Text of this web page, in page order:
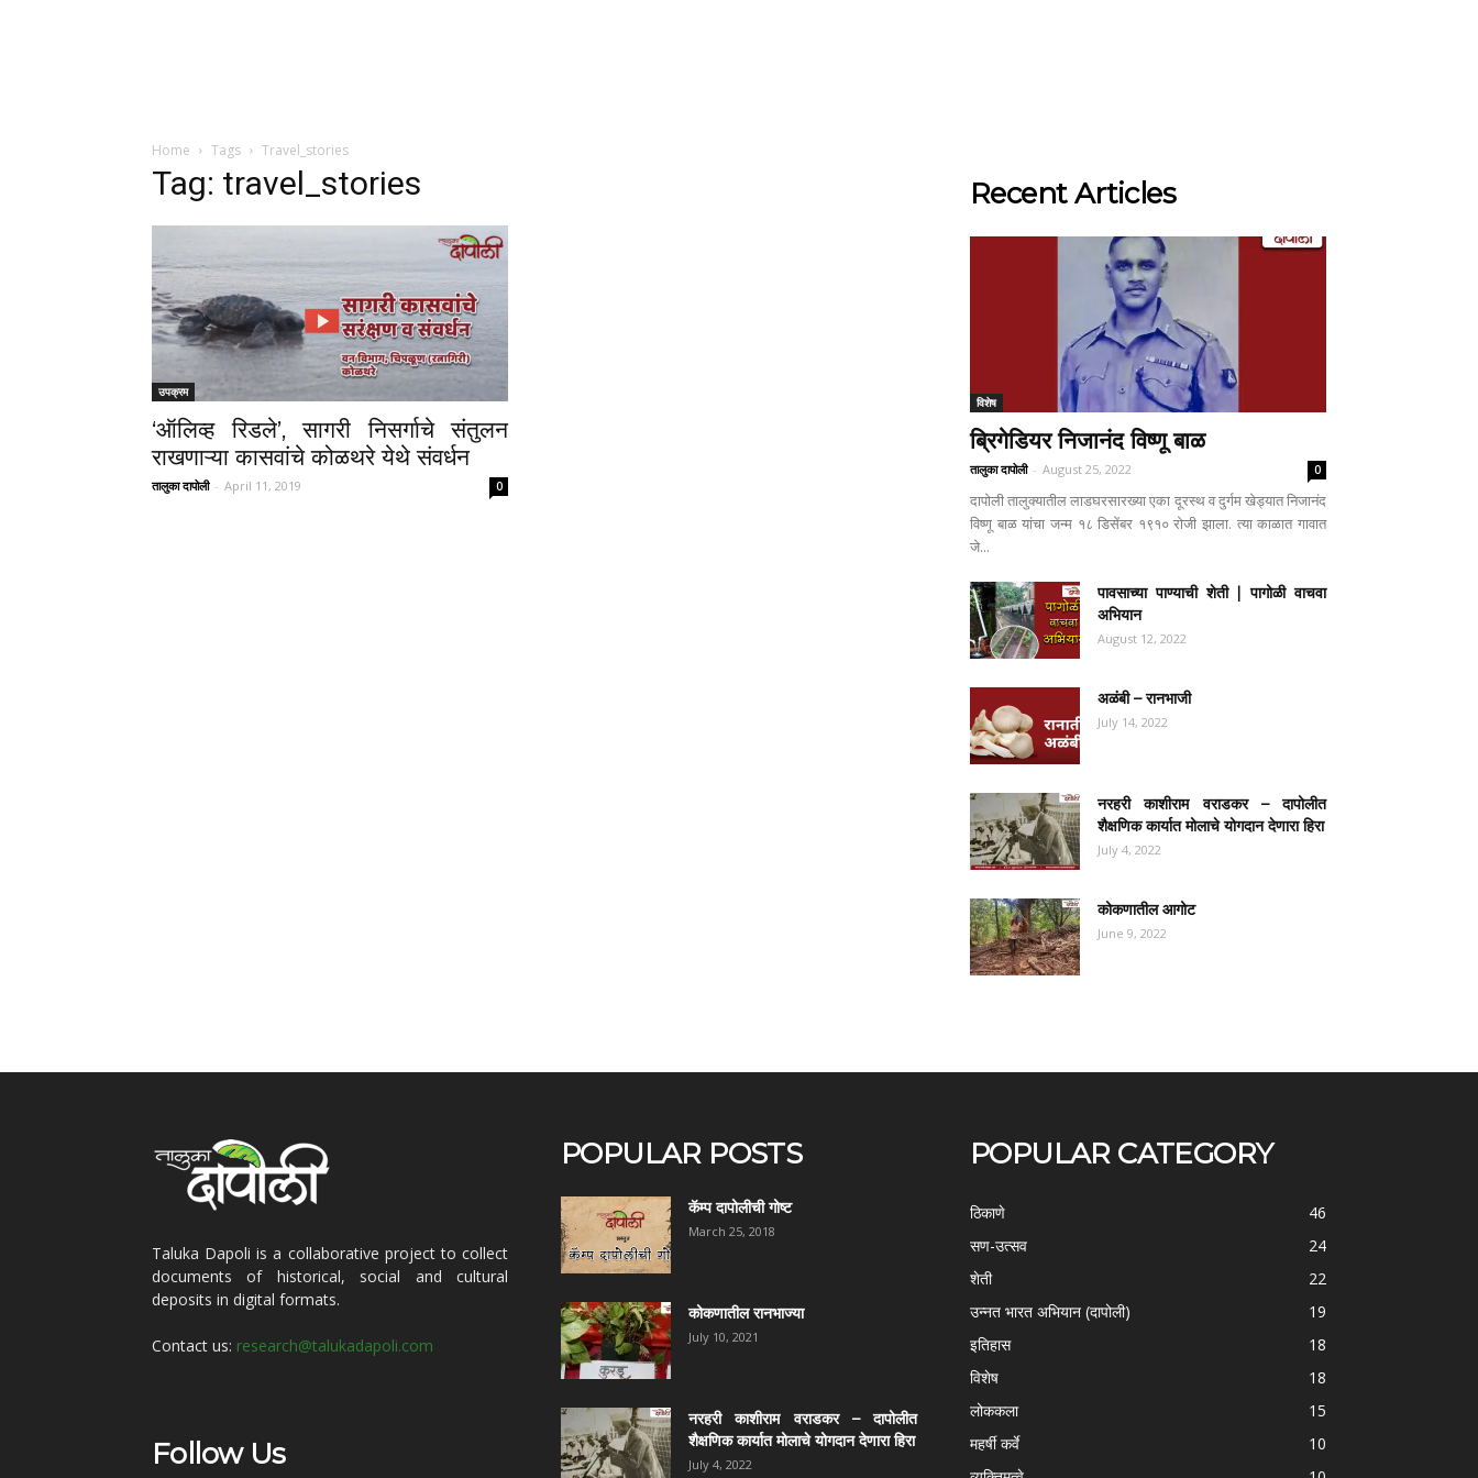
Home Tags Travel_stories
Tag: travel_stories
उपक्रम
‘ऑलिव्ह रिडले’, सागरी निसर्गाचे संतुलन
राखणाऱ्या कासवांचे कोळथरे येथे संवर्धन
तालुका दापोली - April 11, 2019 0
Recent Articles
विशेष
ब्रिगेडियर निजानंद विष्णू बाळ
तालुका दापोली - August 25, 2022 0
दापोली तालुक्यातील लाडघरसारख्या एका दूरस्थ व दुर्गम खेड्यात निजानंद
विष्णू बाळ यांचा जन्म १८ डिसेंबर १९१० रोजी झाला. त्या काळात गावात
जे...
पावसाच्या पाण्याची शेती | पागोळी वाचवा
अभियान
August 12, 2022
अळंबी – रानभाजी
July 14, 2022
नरहरी काशीराम वराडकर – दापोलीत
शैक्षणिक कार्यात मोलाचे योगदान देणारा हिरा
July 4, 2022
कोकणातील आगोट
June 9, 2022
Taluka Dapoli is a collaborative project to collect
documents of historical, social and cultural
deposits in digital formats.
Contact us: research@talukadapoli.com
Follow Us
POPULAR POSTS
कॅम्प दापोलीची गोष्ट
March 25, 2018
कोकणातील रानभाज्या
July 10, 2021
नरहरी काशीराम वराडकर – दापोलीत
शैक्षणिक कार्यात मोलाचे योगदान देणारा हिरा
July 4, 2022
POPULAR CATEGORY
ठिकाणे
46
सण-उत्सव
24
शेती
22
उन्नत भारत अभियान (दापोली)
19
इतिहास
18
विशेष
18
लोककला
15
महर्षी कर्वे
10